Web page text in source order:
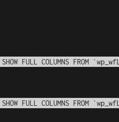
SHOW FULL COLUMNS FROM
SHOW FULL COLUMNS FROM